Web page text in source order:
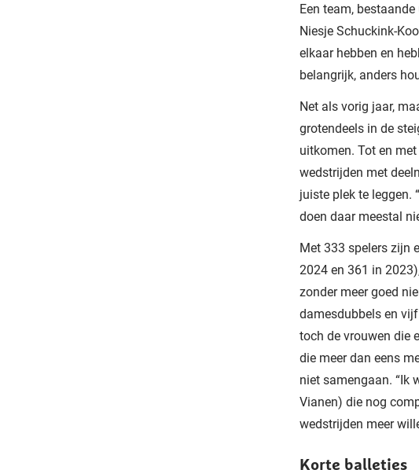
Een team,
Niesje Schuckink-
elkaar hebben en
belangrijk, anders
Net als vorig jaar,
grotendeels in de
uitkomen. Tot en
wedstrijden met
juiste plek te leggen.
doen daar meestal
Met 333 spelers zijn
2024 en 361 in
zonder meer goed
damesdubbels en
toch de vrouwen die
die meer dan eens
niet samengaan. “Ik
Vianen) die nog
wedstrijden meer
Korte balletjes